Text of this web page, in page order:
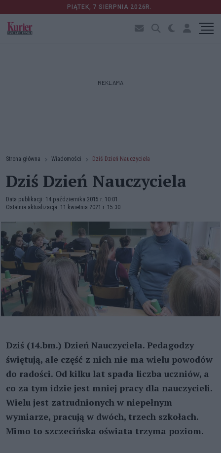
PIĄTEK, 7 SIERPNIA 2026R.
REKLAMA
Strona główna Wiadomości Dziś Dzień Nauczyciela
Dziś Dzień Nauczyciela
Data publikacji: 14 października 2015 r. 10:01
Ostatnia aktualizacja: 11 kwietnia 2021 r. 15:30
Dziś (14.bm.) Dzień Nauczyciela. Pedagodzy
świętują, ale część z nich nie ma wielu powodów
do radości. Od kilku lat spada liczba uczniów, a
co za tym idzie jest mniej pracy dla nauczycieli.
Wielu jest zatrudnionych w niepełnym
wymiarze, pracują w dwóch, trzech szkołach.
Mimo to szczecińska oświata trzyma poziom.